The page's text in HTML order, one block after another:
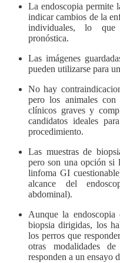
La endoscopia permite
indicar cambios de la
individuales, lo que
pronóstica.
Las imágenes
pueden utilizarse para
No hay
pero los animales con
clínicos graves y
candidatos ideales
procedimiento.
Las muestras de
pero son una opción si
linfoma GI
alcance del
abdominal).
Aunque la endoscopia
biopsia dirigidas, los
los perros que
otras modalidades
responden a un ensayo